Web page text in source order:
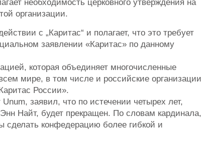
необходимость церковного утверждения на
организации.
с „Каритас“ и полагает, что это требует
заявлении «Каритас» по данному
которая объединяет многочисленные
мире, в том числе и российские организации
России».
заявил, что по истечении четырех лет,
Найт, будет прекращен. По словам кардинала,
сделать конфедерацию более гибкой и